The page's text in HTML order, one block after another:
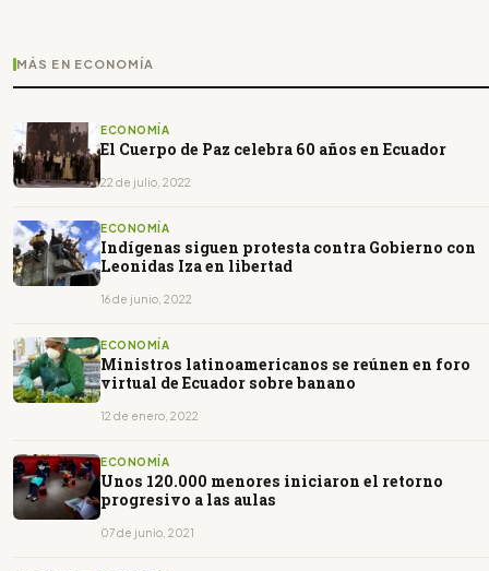
MÁS EN ECONOMÍA
ECONOMÍA
El Cuerpo de Paz celebra 60 años en Ecuador
22 de julio, 2022
ECONOMÍA
Indígenas siguen protesta contra Gobierno con
Leonidas Iza en libertad
16 de junio, 2022
ECONOMÍA
Ministros latinoamericanos se reúnen en foro
virtual de Ecuador sobre banano
12 de enero, 2022
ECONOMÍA
Unos 120.000 menores iniciaron el retorno
progresivo a las aulas
07 de junio, 2021